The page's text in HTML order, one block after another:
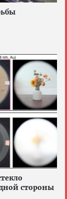
стороны